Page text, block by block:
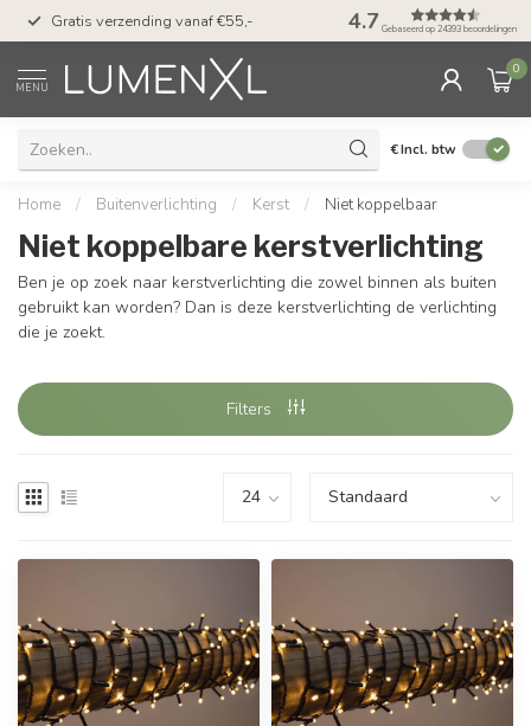
Gratis verzending vanaf €55,- 50 dagen
met Klarna
4.7 Gebaseerd op 24393 beoordelingen
MENU
0
€Incl. btw
Home / Buitenverlichting / Kerst / Niet koppelbaar
Niet koppelbare kerstverlichting
Ben je op zoek naar kerstverlichting die zowel binnen als buiten
gebruikt kan worden? Dan is deze kerstverlichting de verlichting
die je zoekt.
Filters